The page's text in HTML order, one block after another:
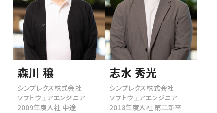
森川 穣
シンプレクス株式会社
ソフトウェアエンジニア
2009年度入社 中途
志水 秀光
シンプレクス株式会社
ソフトウェアエンジニア
2018年度入社 第二新卒